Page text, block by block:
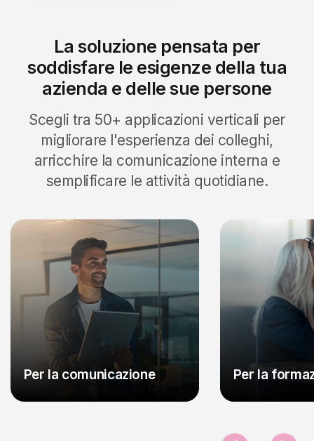
La soluzione pensata per
soddisfare le esigenze della tua
azienda e delle sue persone
Scegli tra 50+ applicazioni verticali per
migliorare l'esperienza dei colleghi,
arricchire la comunicazione interna e
semplificare le attività quotidiane.
Per la comunicazione Per la